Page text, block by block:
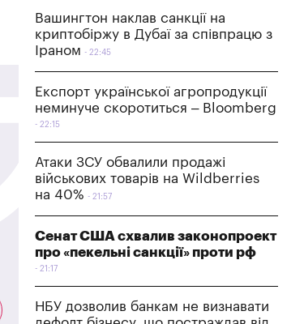
Вашингтон наклав санкції на
криптобіржу в Дубаї за співпрацю з
Іраном
22:45
Експорт української агропродукції
неминуче скоротиться – Bloomberg
22:15
Атаки ЗСУ обвалили продажі
військових товарів на Wildberries
на 40%
21:57
Сенат США схвалив законопроект
про «пекельні санкції» проти рф
21:17
НБУ дозволив банкам не визнавати